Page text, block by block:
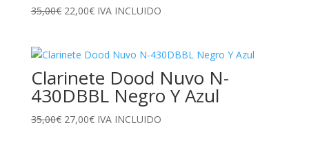
35,00€ El
era:
35,00€.
22,00€El
es:
22,00€.
IVA INCLUIDO
Clarinete Dood Nuvo N-
430DBBL Negro Y Azul
35,00€ El
27,00€ElIVA INCLUIDO